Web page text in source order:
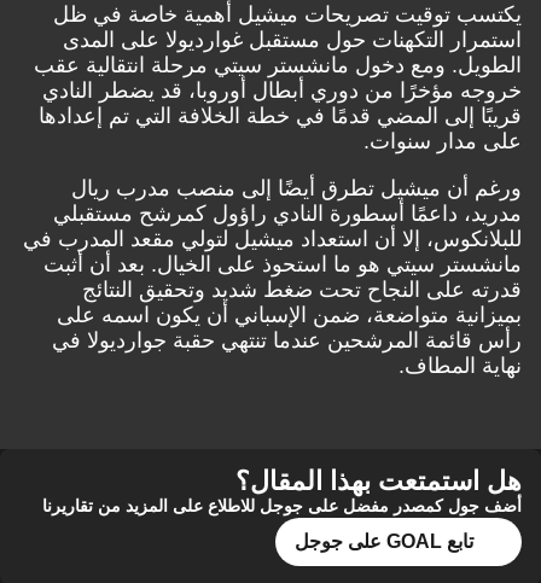
يكتسب توقيت تصريحات ميشيل أهمية خاصة في ظل
استمرار التكهنات حول مستقبل غوارديولا على المدى
الطويل. ومع دخول مانشستر سيتي مرحلة انتقالية عقب
خروجه مؤخرًا من دوري أبطال أوروبا، قد يضطر النادي
قريبًا إلى المضي قدمًا في خطة الخلافة التي تم إعدادها
على مدار سنوات.
ورغم أن ميشيل تطرق أيضًا إلى منصب مدرب ريال
مدريد، داعمًا أسطورة النادي راؤول كمرشح مستقبلي
للبلانكوس، إلا أن استعداد ميشيل لتولي مقعد المدرب في
مانشستر سيتي هو ما استحوذ على الخيال. بعد أن أثبت
قدرته على النجاح تحت ضغط شديد وتحقيق النتائج
بميزانية متواضعة، ضمن الإسباني أن يكون اسمه على
رأس قائمة المرشحين عندما تنتهي حقبة جوارديولا في
نهاية المطاف.
هل استمتعت بهذا المقال؟
أضف جول كمصدر مفضل على جوجل للاطلاع على المزيد من تقاريرنا
تابع GOAL على جوجل